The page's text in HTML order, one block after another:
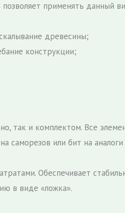
применять данный
древесины;
конструкции;
так и комплектом. Все
саморезов или бит на
Обеспечивает
в виде «ложка».